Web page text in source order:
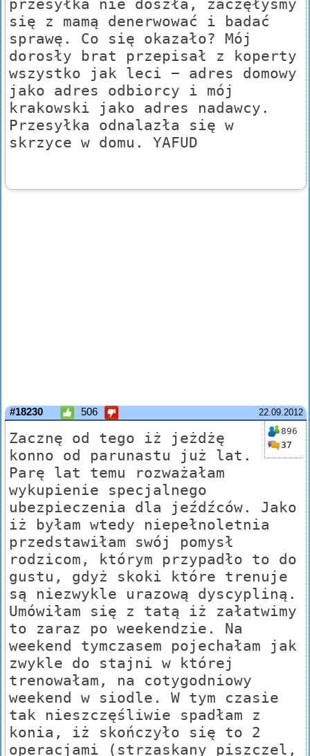
przesyłka nie doszła, zaczęłyśmy
się z mamą denerwować i badać
sprawę. Co się okazało? Mój
dorosły brat przepisał z koperty
wszystko jak leci − adres domowy
jako adres odbiorcy i mój
krakowski jako adres nadawcy.
Przesyłka odnalazła się w
skrzyce w domu. YAFUD
22.09.2012
#18230 506
896
37
Zacznę od tego iż jeżdżę
konno od parunastu już lat.
Parę lat temu rozważałam
wykupienie specjalnego
ubezpieczenia dla jeźdźców. Jako
iż byłam wtedy niepełnoletnia
przedstawiłam swój pomysł
rodzicom, którym przypadło to do
gustu, gdyż skoki które trenuje
są niezwykle urazową dyscypliną.
Umówiłam się z tatą iż załatwimy
to zaraz po weekendzie. Na
weekend tymczasem pojechałam jak
zwykle do stajni w której
trenowałam, na cotygodniowy
weekend w siodle. W tym czasie
tak nieszczęśliwie spadłam z
konia, iż skończyło się to 2
operacjami (strzaskany piszczel,